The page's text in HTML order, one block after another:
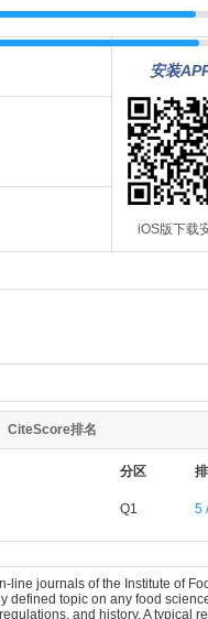
安装
iOS版下载
CiteScore排名
分区
Q1 5
journals of the Institute of
topic on any food
and history. A typical